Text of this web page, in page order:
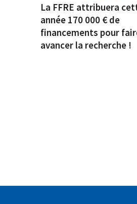
La FFRE attribuera
année 170 000 € de
financements pour
avancer la recherche !